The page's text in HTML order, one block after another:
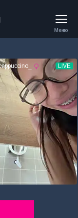
Меню